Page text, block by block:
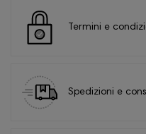
Termini e
Spedizioni e